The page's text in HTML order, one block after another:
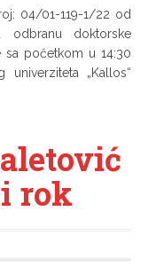
04/01-119-1/22 od
odbranu doktorske
sa početkom u 14:30
„Kallos“
rok